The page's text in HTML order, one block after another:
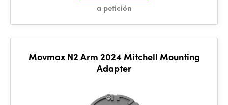
a petición
Movmax N2 Arm 2024 Mitchell Mounting
Adapter